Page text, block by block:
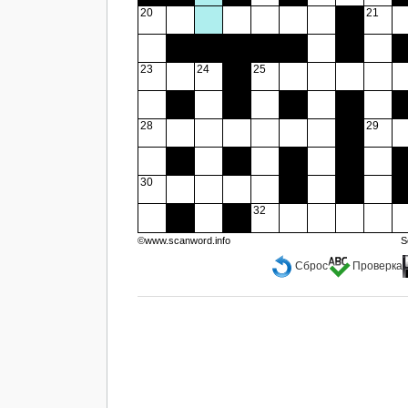
Сброс Проверка
20 21
23 24 25
28 29
30
32
©www.scanword.info